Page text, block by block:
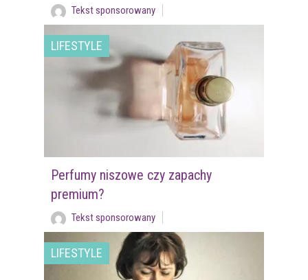
Tekst sponsorowany
LIFESTYLE
Perfumy niszowe czy zapachy
premium?
Tekst sponsorowany
LIFESTYLE